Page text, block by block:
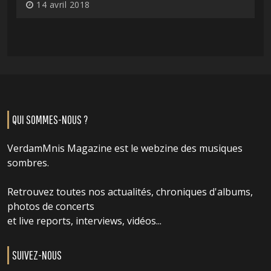
14 avril 2018
QUI SOMMES-NOUS ?
VerdamMnis Magazine est le webzine des musiques
sombres.
Retrouvez toutes nos actualités, chroniques d'albums,
photos de concerts
et live reports, interviews, vidéos...
SUIVEZ-NOUS